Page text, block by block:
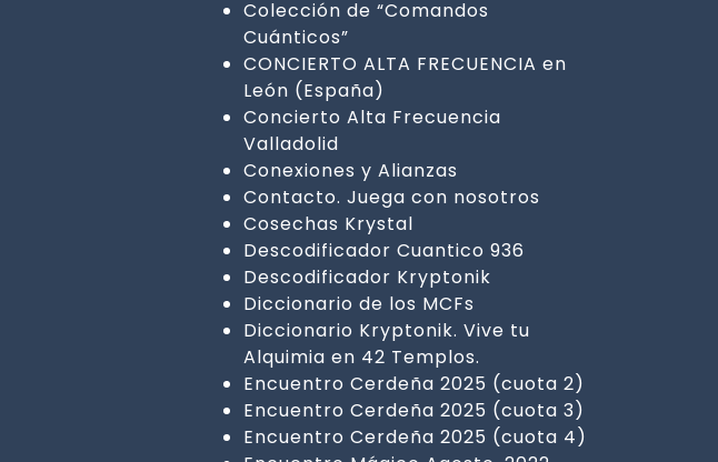
Colección de “Comandos
Cuánticos”
CONCIERTO ALTA FRECUENCIA en
León (España)
Concierto Alta Frecuencia
Valladolid
Conexiones y Alianzas
Contacto. Juega con nosotros
Cosechas Krystal
Descodificador Cuantico 936
Descodificador Kryptonik
Diccionario de los MCFs
Diccionario Kryptonik. Vive tu
Alquimia en 42 Templos.
Encuentro Cerdeña 2025 (cuota 2)
Encuentro Cerdeña 2025 (cuota 3)
Encuentro Cerdeña 2025 (cuota 4)